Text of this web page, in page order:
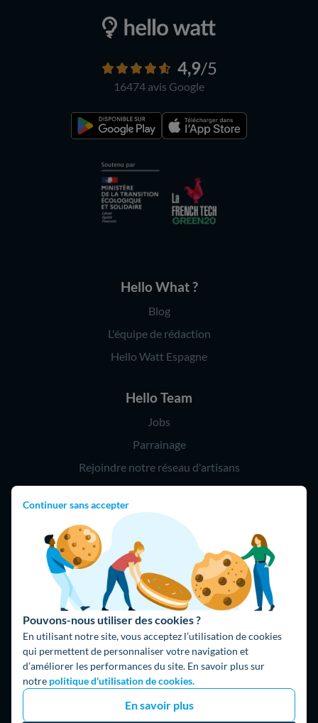
Continuer sans accepter
Pouvons-nous utiliser des cookies ?
En utilisant notre site, vous acceptez l’utilisation de cookies
qui permettent de personnaliser votre navigation et
d’améliorer les performances du site. En savoir plus sur
notre politique d'utilisation de cookies.
En savoir plus
4,9/5
16474 avis Google
Hello What ?
Blog
L'équipe de rédaction
Hello Watt Espagne
Hello Team
Jobs
Parrainage
Rejoindre notre réseau d'artisans
Hello !
09 75 18 60 60
(8h-21h)
75018 Paris
Fait avec ⚡ par Hello Watt
© 2026 Hello Watt |CGU|Mentions légales